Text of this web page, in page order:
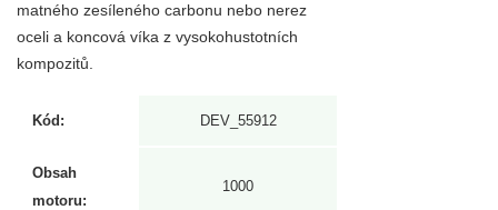
matného zesíleného carbonu nebo nerez
oceli a koncová víka z vysokohustotních
kompozitů.
Kód: DEV_55912
Obsah
motoru:
1000